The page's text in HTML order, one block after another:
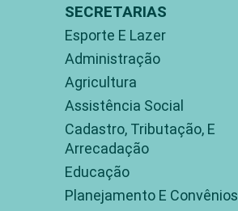
SECRETARIAS
Esporte E Lazer
Administração
Agricultura
Assistência Social
Cadastro, Tributação, E
Arrecadação
Educação
Planejamento E Convênios